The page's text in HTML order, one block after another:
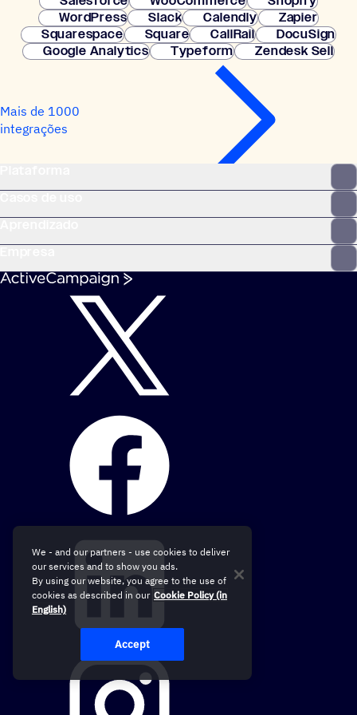
WordPress
Slack Calendly
Zapier
Squarespace
Square CallRail
DocuSign
Google Analytics
Typeform Zendesk Sell
Mais de 1000
integrações
We - and our partners - use cookies to deliver
our services and to show you ads.
By using our website, you agree to the use of
cookies as described in our Cookie Policy (in
English)
Accept